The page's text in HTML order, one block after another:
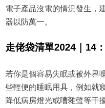
電子產品沒電的情況發生，
器以防萬一。
走佬袋清單2024｜14
若你是個容易失眠或被外界
些輕便的睡眠用具，例如就
降低病房燈光或嘈雜聲等干